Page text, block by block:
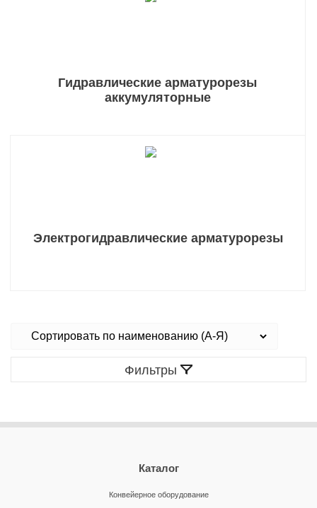
Гидравлические арматурорезы
аккумуляторные
Электрогидравлические арматурорезы
Фильтры
Каталог
Конвейерное оборудование